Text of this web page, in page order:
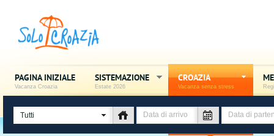
PAGINA INIZIALE
Vacanza Croazia
SISTEMAZIONE
Estate 2026
CROAZIA
Vacanza senza stress
Tutti